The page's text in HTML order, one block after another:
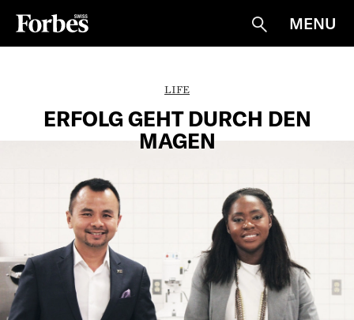
Suche
MENU
LIFE
ERFOLG GEHT DURCH DEN
MAGEN